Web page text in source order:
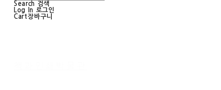
Search 검색
Log In 로그인
Cart장바구니